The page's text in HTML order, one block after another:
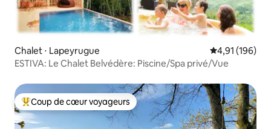
Chalet ⋅ Lapeyrugue Évaluation
4,91 (196)
ESTIVA: Le Chalet Belvédère: Piscine/Spa privé/Vue
Coups de cœur voyageurs les plus appréciés
Coup de cœur voyageurs